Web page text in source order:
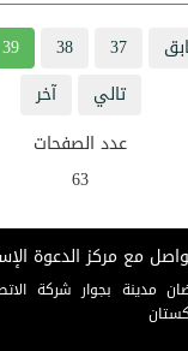
37
38
39
تالي
آخر
عدد الصفحات
63
مع مركز الدعوة
مدينة بجوار شركة